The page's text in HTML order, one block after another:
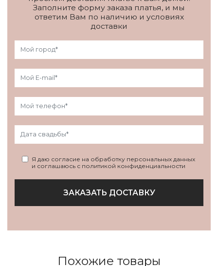
Заполните форму заказа платья, и мы
ответим Вам по наличию и условиях
доставки
Я даю согласие на обработку персональных данных
и соглашаюсь с политикой конфиденциальности
ЗАКАЗАТЬ ДОСТАВКУ
Похожие товары